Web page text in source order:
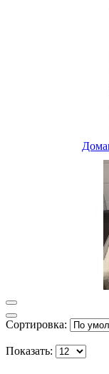
Сортировка:
Показать: